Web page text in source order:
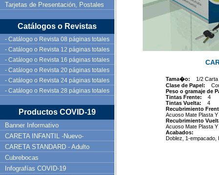
Tarjetas de Presentación, Postales
Catálogos o Revistas
- Catálogo o Revista 08 páginas totales
- Catálogo o Revista 12 páginas totales
- Catálogo o Revista 16 páginas totales
- Catálogo o Revista 20 páginas totales
- Catálogo o Revista 24 páginas totales
- Catálogo o Revista 28 páginas totales
Productos COVID-19
Banner Informativo
CARETA INFANTIL -Nuevo-
CARETA STANDARD - Adulto
Cubrebocas
Infografías COVID-19
Tama�o: 1/2
Clase de Papel:
Peso o gramaje de
Tintas Frente: 4
Tintas Vuelta: 4
Recubrimiento
Acuoso Mate Plasta
Recubrimiento
Acuoso Mate Plasta
Acabados:
Doblez, 1-empacado,